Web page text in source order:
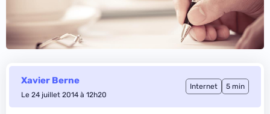
Xavier Berne
Le 24 juillet 2014 à 12h20
Internet 5 min